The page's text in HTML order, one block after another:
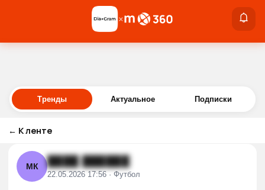
Войти
×
Тренды Актуальное Подписки
← К ленте
МК ████ ██████
22.05.2026 17:56 · Футбол